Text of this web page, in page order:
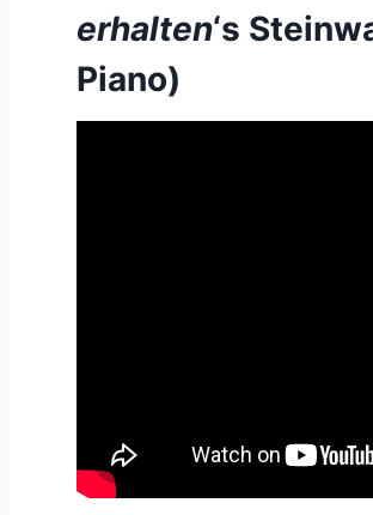
erhalten‘s
Piano)